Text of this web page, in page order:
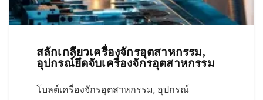
สลักเกลียวเครื่องจักรอุตสาหกรรม,
อุปกรณ์ยึดจับเครื่องจักรอุตสาหกรรม
โบลต์เครื่องจักรอุตสาหกรรม, อุปกรณ์